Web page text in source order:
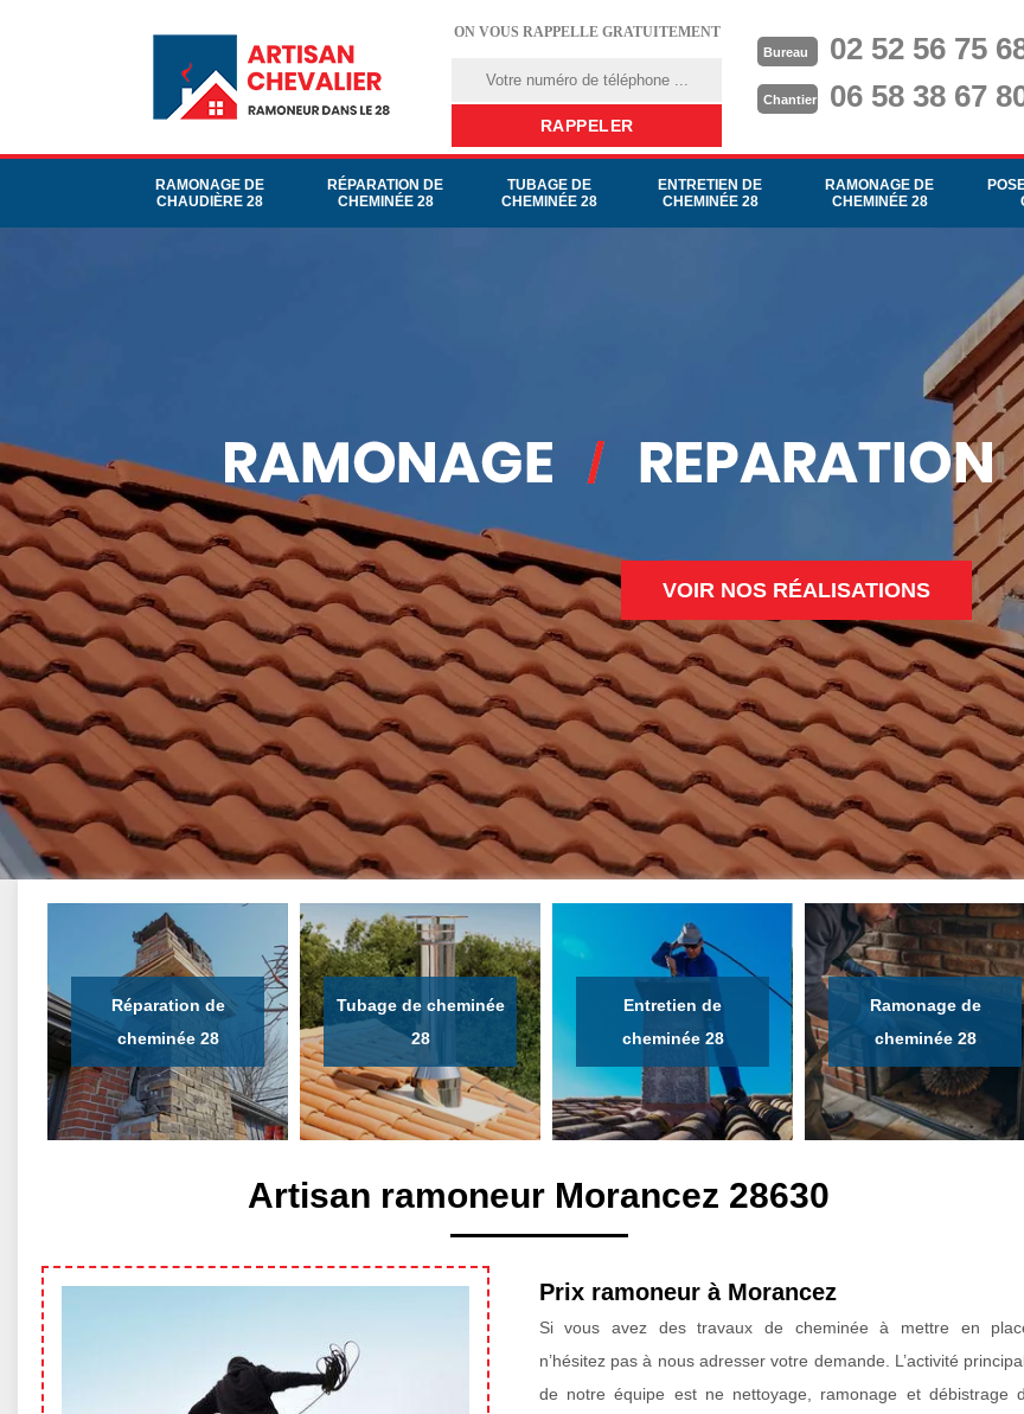
ON VOUS RAPPELLE GRATUITEMENT
Bureau 02 52 56 75
Chantier 06 58 38 67
RAMONAGE DE
CHAUDIÈRE 28
RÉPARATION DE
CHEMINÉE 28
TUBAGE DE
CHEMINÉE 28
ENTRETIEN DE
CHEMINÉE 28
RAMONAGE DE
CHEMINÉE 28
VOIR NOS RÉALISATIONS
Réparation de
cheminée 28
Tubage de cheminée
28
Entretien de
cheminée 28
Ramonage de
cheminée 28
Artisan ramoneur Morancez 28630
Prix ramoneur à Morancez
Si vous avez des travaux de cheminée à mettre en
n’hésitez pas à nous adresser votre demande. L’activité
de notre équipe est ne nettoyage, ramonage et débistrage